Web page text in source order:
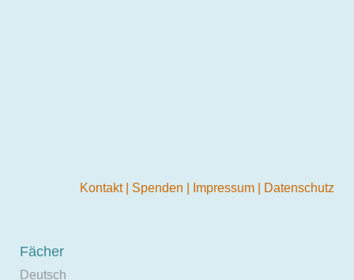
Kontakt Spenden Impressum Datenschutz
Fächer
Deutsch